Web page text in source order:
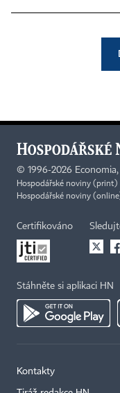
© 1996-2026 Economia,
Hospodářské noviny
Hospodářské noviny
Certifikováno
Stáhněte si aplikaci HN
Kontakty